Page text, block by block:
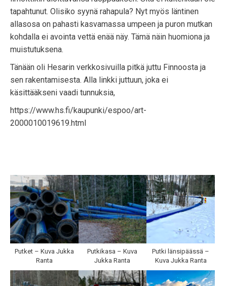
tapahtunut. Olisiko syynä rahapula? Nyt myös läntinen
allasosa on pahasti kasvamassa umpeen ja puron mutkan
kohdalla ei avointa vettä enää näy. Tämä näin huomiona ja
muistutuksena.
Tänään oli Hesarin verkkosivuilla pitkä juttu Finnoosta ja
sen rakentamisesta. Alla linkki juttuun, joka ei
käsittääkseni vaadi tunnuksia,
https://www.hs.fi/kaupunki/espoo/art-
2000010019619.html
Putket – Kuva Jukka
Ranta
Putkikasa – Kuva
Jukka Ranta
Putki länsipäässä –
Kuva Jukka Ranta